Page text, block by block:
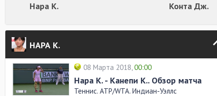
Нара К. Конта Дж.
НАРА К.
08 Марта 2018,00:00
Нара К. - Канепи К.. Обзор матча
Теннис. ATP/WTA. Индиан-Уэллс